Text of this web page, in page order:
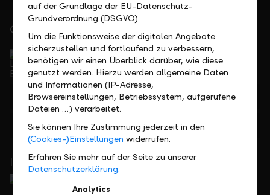
Gerne für Sie da
Service Direkt
Telefonisch erreichbar von Montag bis Freitag, 08.00
bis 17.30 Uhr
+423 236 88 11
Feedback Anfrage
In Ihrer Nähe
auf der Grundlage der EU-Datenschutz-
Grundverordnung (DSGVO).
Um die Funktionsweise der digitalen Angebote
sicherzustellen und fortlaufend zu verbessern,
benötigen wir einen Überblick darüber, wie diese
genutzt werden. Hierzu werden allgemeine Daten
und Informationen (IP-Adresse,
Browsereinstellungen, Betriebssystem, aufgerufene
Dateien …) verarbeitet.
Sie können Ihre Zustimmung jederzeit in den
(Cookies-)Einstellungen widerrufen.
Erfahren Sie mehr auf der Seite zu unserer
Datenschutzerklärung.
Analytics